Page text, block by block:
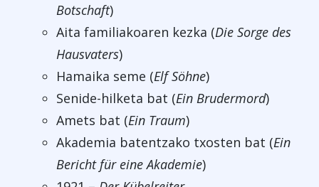
Botschaft)
Aita familiakoaren kezka (Die Sorge des
Hausvaters)
Hamaika seme (Elf Söhne)
Senide-hilketa bat (Ein Brudermord)
Amets bat (Ein Traum)
Akademia batentzako txosten bat (Ein
Bericht für eine Akademie)